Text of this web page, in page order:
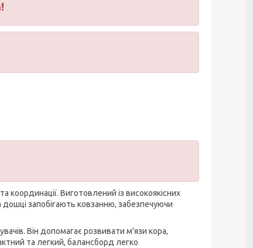
Виготовлений із високоякісних
дошці запобігають ковзанню, забезпечуючи
Він допомагає розвивати м'язи кора,
та легкий, балансборд легко